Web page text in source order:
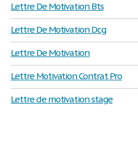
Lettre De Motivation Bts
Lettre De Motivation Dcg
Lettre De Motivation
Lettre Motivation Contrat Pro
Lettre de motivation stage